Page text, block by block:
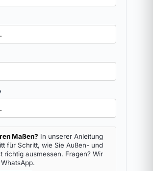
Maßen? In unserer Anleitung
für Schritt, wie Sie Außen- und
richtig ausmessen. Fragen? Wir